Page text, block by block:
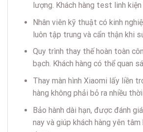
lượng. Khách hàng test linh
Nhân viên kỹ thuật có kinh
luôn tập trung và cẩn thận khi
Quy trình thay thế hoàn toàn
bạch. Khách hàng có thể quan
Thay màn hình Xiaomi lấy liền
hàng không phải bỏ ra nhiều
Bảo hành dài hạn, được đánh
nay và giúp khách hàng yên